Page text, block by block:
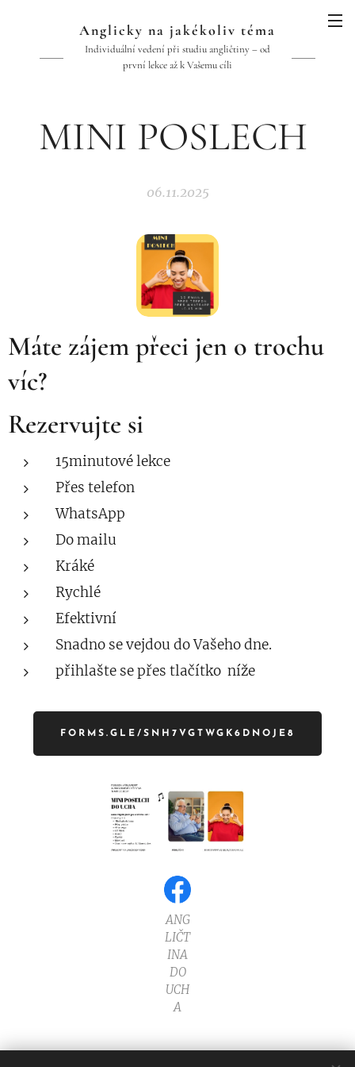
Anglicky na jakékoliv téma
Individuální vedení při studiu angličtiny – od
první lekce až k Vašemu cíli
MINI POSLECH
06.11.2025
Máte zájem přeci jen o trochu
víc?
Rezervujte si
15minutové lekce
Přes telefon
WhatsApp
Do mailu
Kráké
Rychlé
Efektivní
Snadno se vejdou do Vašeho dne.
přihlašte se přes tlačítko níže
FORMS.GLE/SNH7VGTWGK6DNOJE8
ANG
LIČT
INA
DO
UCH
A